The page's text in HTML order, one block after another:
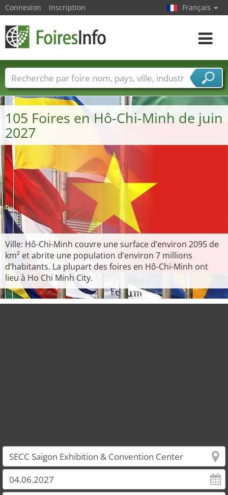
105 Foires en Hô-Chi-Minh de juin
2027
Ville: Hô-Chi-Minh couvre une surface d’environ 2095 de
km² et abrite une population d’environ 7 millions
d’habitants. La plupart des foires en Hô-Chi-Minh ont
lieu à Ho Chi Minh City.
Connexion Inscription Français
Toggle
Foire noms Pays Villes
Secteurs de foire
Secteurs du fournisseur de services